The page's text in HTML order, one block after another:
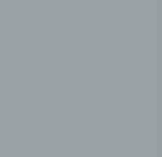
die allein oder
anderen über die Zwecke
Verarbeitung von
Daten entscheidet.
und Mittel dieser
Mitgliedstaaten vorgegeben,
können die bestimmten
dem Recht der